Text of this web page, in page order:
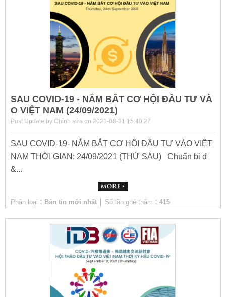
SAU COVID-19 - NẮM BẮT CƠ HỘI ĐẦU TƯ VÀ
O VIỆT NAM (24/09/2021)
Post Update by Chỉnh sửa on 2021-08-31 15:40:27
SAU COVID-19- NẮM BẮT CƠ HỘI ĐẦU TƯ VÀO VIỆT
NAM THỜI GIAN: 24/09/2021 (THỨ SÁU) Chuẩn bị đ
&...
Phân loại： Bản tin mới nhất │ Số lần ghé thăm： 415